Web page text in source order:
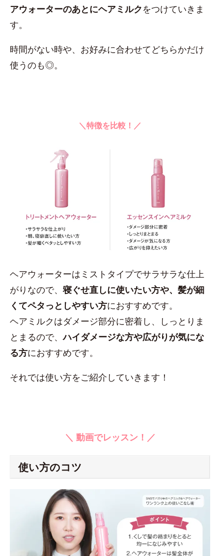
アウォーターのあとにヘアミルクをつけていきま
す。
時間がない時や、お好みに合わせてどちらかだけ
使うのも◎。
＼特徴を比較！／
ヘアウォーターはミストタイプでサラサラな仕上
がりなので、寝ぐせ直しに使いたい方や、髪が細
くてペタっとしやすい方におすすめです。
ヘアミルクはダメージ部分に密着し、しっとりま
とまるので、ハイダメージな方や広がりが気にな
る方におすすめです。
それでは使い方をご紹介していきます！
＼ 動画でレッスン！／
使い方のコツ